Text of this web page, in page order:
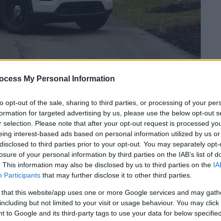
My Personal Information
opt-out of the sale, sharing to third parties, or processing of your
for targeted advertising by us, please use the below opt-out
selection. Please note that after your opt-out request is processed
interest-based ads based on personal information utilized by us
to third parties prior to your opt-out. You may separately
of your personal information by third parties on the IAB’s list of
This information may also be disclosed by us to third parties on the
Participants that may further disclose it to other third parties.
that this website/app uses one or more Google services and may
but not limited to your visit or usage behaviour. You may
to Google and its third-party tags to use your data for below
το ΕΘΝΟΣ στη Google
υποψίες πως σκότωσεμέλος της
Γιούτα, στις δυτικέςΗΠΑ, ανακοίνωσε
το βράδυ της Παρασκευής
Πρακτορείο αστυνομικός, χωρίς να
επρόκειτο γιαατύχημαήεσκεμμένη